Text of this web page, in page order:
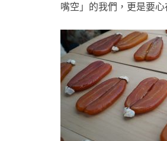
嘴空」的我們，更是要